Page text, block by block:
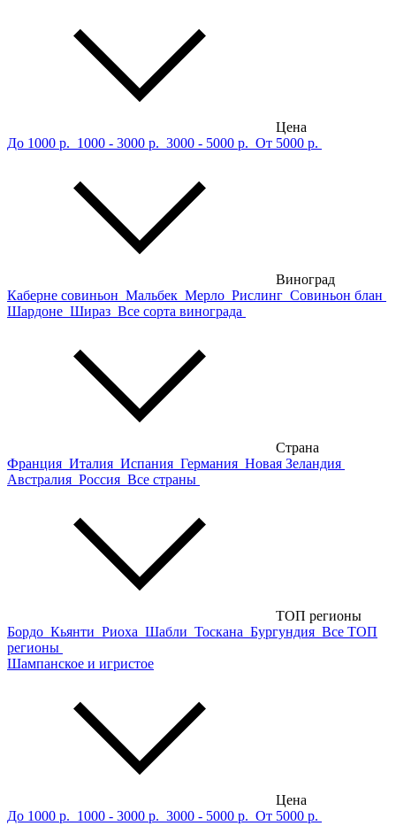
Цена
До 1000 р. 1000 - 3000 р. 3000 - 5000 р. От 5000 р.
Виноград
Каберне совиньон Мальбек Мерло Рислинг Совиньон блан
Шардоне Шираз Все сорта винограда
Страна
Франция Италия Испания Германия Новая Зеландия
Австралия Россия Все страны
ТОП регионы
Бордо Кьянти Риоха Шабли Тоскана Бургундия Все ТОП
регионы
Шампанское и игристое
Цена
До 1000 р. 1000 - 3000 р. 3000 - 5000 р. От 5000 р.